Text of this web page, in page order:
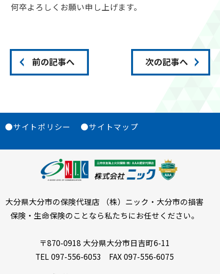
何卒よろしくお願い申し上げます。
●サイトポリシー ●サイトマップ
大分県大分市の保険代理店 （株）ニック・大分市の損害
保険・生命保険のことなら私たちにお任せください。
〒870-0918 大分県大分市日吉町6-11
TEL 097-556-6053 FAX 097-556-6075